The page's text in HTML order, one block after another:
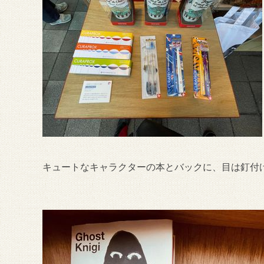
キュートなキャラクターの本とバックに、目は釘付